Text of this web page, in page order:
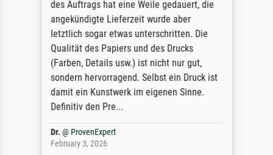
des Auftrags hat eine Weile gedauert, die
angekündigte Lieferzeit wurde aber
letztlich sogar etwas unterschritten. Die
Qualität des Papiers und des Drucks
(Farben, Details usw.) ist nicht nur gut,
sondern hervorragend. Selbst ein Druck ist
damit ein Kunstwerk im eigenen Sinne.
Definitiv den Pre...
Dr.@ ProvenExpert
February 3, 2026